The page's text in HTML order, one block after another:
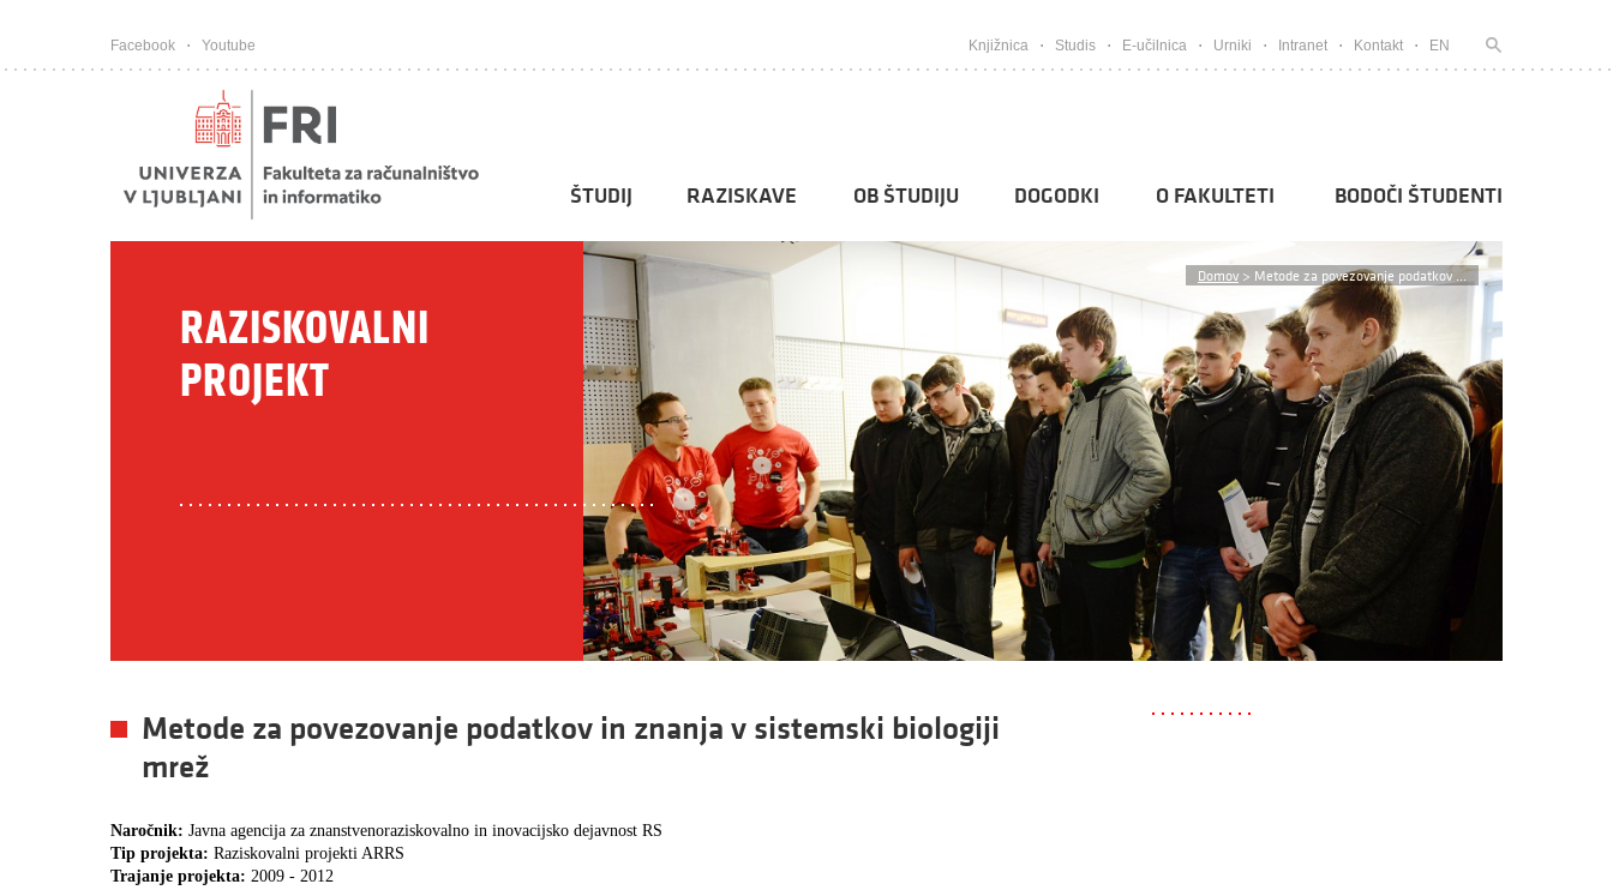
Facebook Youtube Knjižnica Studis E-učilnica Urniki Intranet Kontakt EN
ŠTUDIJ RAZISKAVE OB ŠTUDIJU DOGODKI O FAKULTETI BODOČI ŠTUDENTI
Domov > Metode za povezovanje podatkov ...
RAZISKOVALNI
PROJEKT
Metode za povezovanje podatkov in znanja v sistemski biologiji
mrež
Naročnik: Javna agencija za znanstvenoraziskovalno in inovacijsko dejavnost RS
Tip projekta: Raziskovalni projekti ARRS
Trajanje projekta: 2009 - 2012